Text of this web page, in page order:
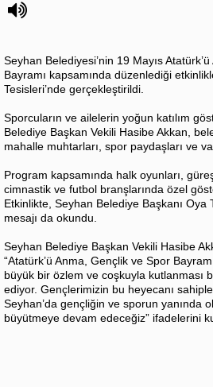
Seyhan Belediyesi’nin 19 Mayıs
Bayramı kapsamında düzenlediği
Tesisleri’nde gerçekleştirildi.
Sporcuların ve ailelerin yoğun katılım
Belediye Başkan Vekili Hasibe Akkan,
mahalle muhtarları, spor paydaşları ve
Program kapsamında halk oyunları,
cimnastik ve futbol branşlarında özel
Etkinlikte, Seyhan Belediye Başkanı Oya
mesajı da okundu.
Seyhan Belediye Başkan Vekili Hasibe
“Atatürk’ü Anma, Gençlik ve Spor
büyük bir özlem ve coşkuyla kutlanması
ediyor. Gençlerimizin bu heyecanı
Seyhan’da gençliğin ve sporun yanında
büyütmeye devam edeceğiz” ifadelerini